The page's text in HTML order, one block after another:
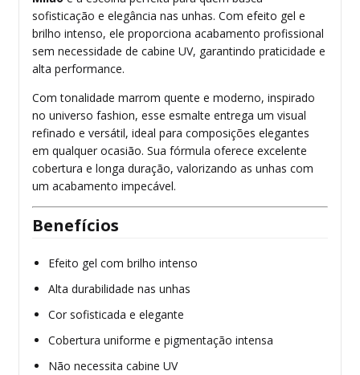
sofisticação e elegância nas unhas. Com efeito gel e
brilho intenso, ele proporciona acabamento profissional
sem necessidade de cabine UV, garantindo praticidade e
alta performance.
Com tonalidade marrom quente e moderno, inspirado
no universo fashion, esse esmalte entrega um visual
refinado e versátil, ideal para composições elegantes
em qualquer ocasião. Sua fórmula oferece excelente
cobertura e longa duração, valorizando as unhas com
um acabamento impecável.
Benefícios
Efeito gel com brilho intenso
Alta durabilidade nas unhas
Cor sofisticada e elegante
Cobertura uniforme e pigmentação intensa
Não necessita cabine UV